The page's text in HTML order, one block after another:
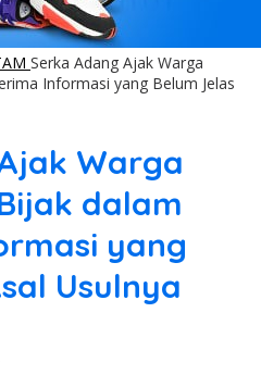
Serka Adang Ajak Warga
Informasi yang Belum Jelas
Warga
dalam
yang
Usulnya